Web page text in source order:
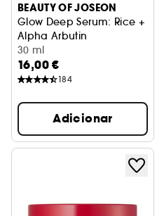
BEAUTY OF JOSEON
Glow Deep Serum: Rice +
Alpha Arbutin
Tez radiante e uniforme
30 ml
16,00 €
184
Adicionar